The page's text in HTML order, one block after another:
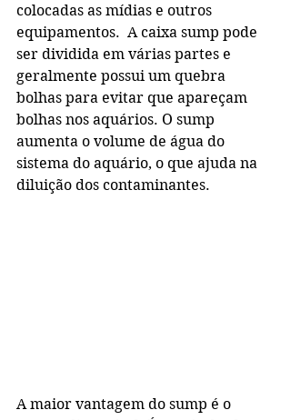
colocadas as mídias e outros
equipamentos.  A caixa sump pode
ser dividida em várias partes e
geralmente possui um quebra
bolhas para evitar que apareçam
bolhas nos aquários. O sump
aumenta o volume de água do
sistema do aquário, o que ajuda na
diluição dos contaminantes.
A maior vantagem do sump é o